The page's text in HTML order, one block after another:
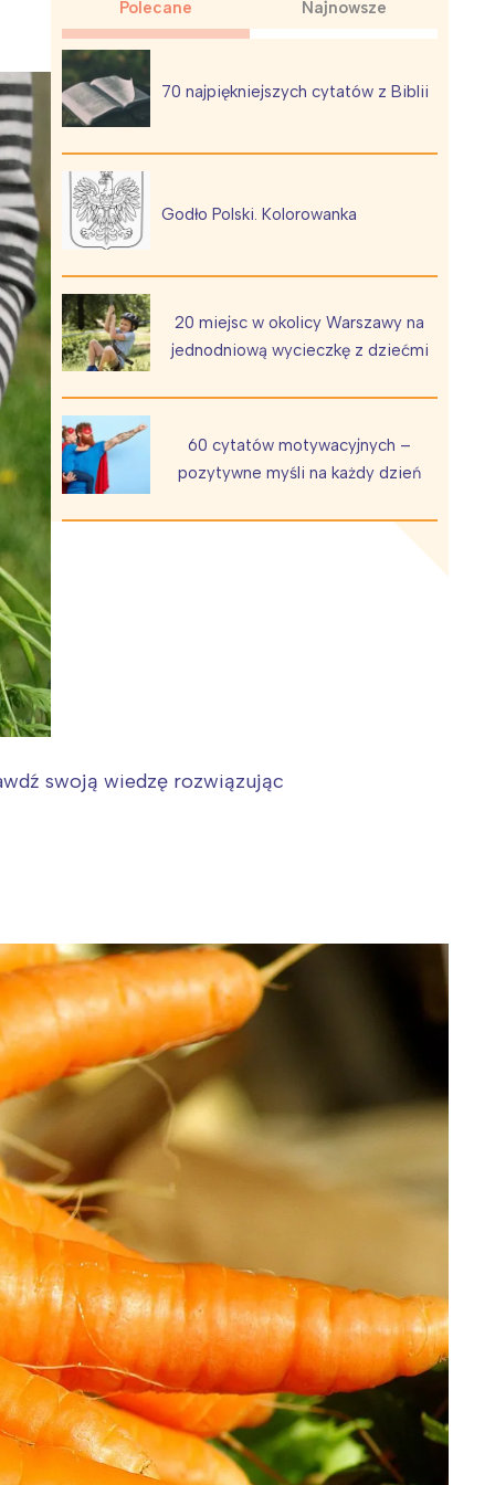
Polecane Najnowsze
70 najpiękniejszych cytatów z Biblii
Godło Polski. Kolorowanka
20 miejsc w okolicy Warszawy na
jednodniową wycieczkę z dziećmi
60 cytatów motywacyjnych –
pozytywne myśli na każdy dzień
swoją wiedzę rozwiązując